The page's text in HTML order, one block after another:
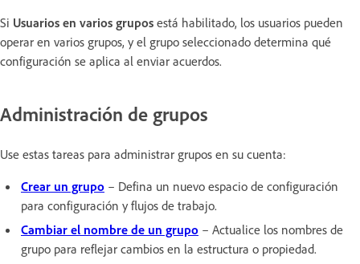
Si Usuarios en varios grupos está habilitado, los usuarios pueden
operar en varios grupos, y el grupo seleccionado determina qué
configuración se aplica al enviar acuerdos.
Administración de grupos
Use estas tareas para administrar grupos en su cuenta:
Crear un grupo – Defina un nuevo espacio de configuración
para configuración y flujos de trabajo.
Cambiar el nombre de un grupo – Actualice los nombres de
grupo para reflejar cambios en la estructura o propiedad.